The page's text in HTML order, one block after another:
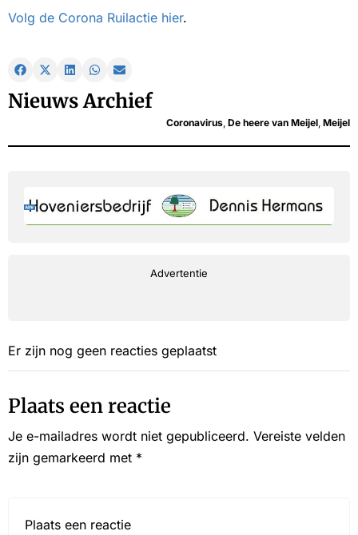
Volg de Corona Ruilactie hier.
Nieuws Archief
Coronavirus, De heere van Meijel, Meijel
Advertentie
Er zijn nog geen reacties geplaatst
Plaats een reactie
Je e-mailadres wordt niet gepubliceerd. Vereiste velden
zijn gemarkeerd met *